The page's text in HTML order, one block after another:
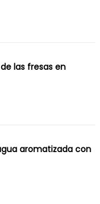
las fresas en
aromatizada con